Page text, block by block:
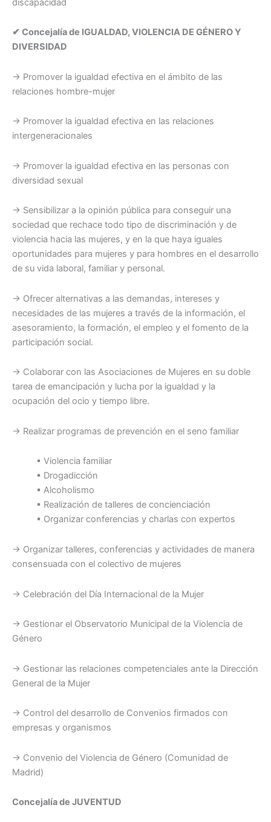
discapacidad
✔ Concejalía de IGUALDAD, VIOLENCIA DE GÉNERO Y
DIVERSIDAD
→ Promover la igualdad efectiva en el ámbito de las
relaciones hombre-mujer
→ Promover la igualdad efectiva en las relaciones
intergeneracionales
→ Promover la igualdad efectiva en las personas con
diversidad sexual
→ Sensibilizar a la opinión pública para conseguir una
sociedad que rechace todo tipo de discriminación y de
violencia hacia las mujeres, y en la que haya iguales
oportunidades para mujeres y para hombres en el desarrollo
de su vida laboral, familiar y personal.
→ Ofrecer alternativas a las demandas, intereses y
necesidades de las mujeres a través de la información, el
asesoramiento, la formación, el empleo y el fomento de la
participación social.
→ Colaborar con las Asociaciones de Mujeres en su doble
tarea de emancipación y lucha por la igualdad y la
ocupación del ocio y tiempo libre.
→ Realizar programas de prevención en el seno familiar
▪ Violencia familiar
▪ Drogadicción
▪ Alcoholismo
▪ Realización de talleres de concienciación
▪ Organizar conferencias y charlas con expertos
→ Organizar talleres, conferencias y actividades de manera
consensuada con el colectivo de mujeres
→ Celebración del Día Internacional de la Mujer
→ Gestionar el Observatorio Municipal de la Violencia de
Género
→ Gestionar las relaciones competenciales ante la Dirección
General de la Mujer
→ Control del desarrollo de Convenios firmados con
empresas y organismos
→ Convenio del Violencia de Género (Comunidad de
Madrid)
Concejalía de JUVENTUD